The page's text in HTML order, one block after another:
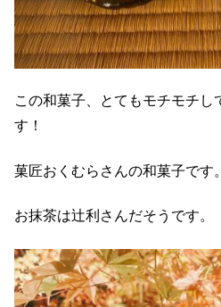
この和菓子、とてもモチモチ
す！
菓匠おくむらさんの和菓子です。
お抹茶は辻利さんだそうです。